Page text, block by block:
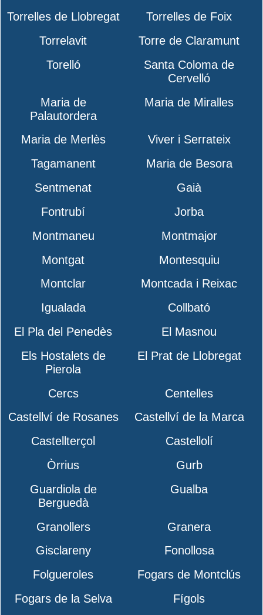
Torrelles de Llobregat
Torrelles de Foix
Torrelavit
Torre de Claramunt
Torelló
Santa Coloma de
Cervelló
Maria de
Palautordera
Maria de Miralles
Maria de Merlès
Viver i Serrateix
Tagamanent
Maria de Besora
Sentmenat
Gaià
Fontrubí
Jorba
Montmaneu
Montmajor
Montgat
Montesquiu
Montclar
Montcada i Reixac
Igualada
Collbató
El Pla del Penedès
El Masnou
Els Hostalets de
Pierola
El Prat de Llobregat
Cercs
Centelles
Castellví de Rosanes
Castellví de la Marca
Castellterçol
Castellolí
Òrrius
Gurb
Guardiola de
Berguedà
Gualba
Granollers
Granera
Gisclareny
Fonollosa
Folgueroles
Fogars de Montclús
Fogars de la Selva
Fígols